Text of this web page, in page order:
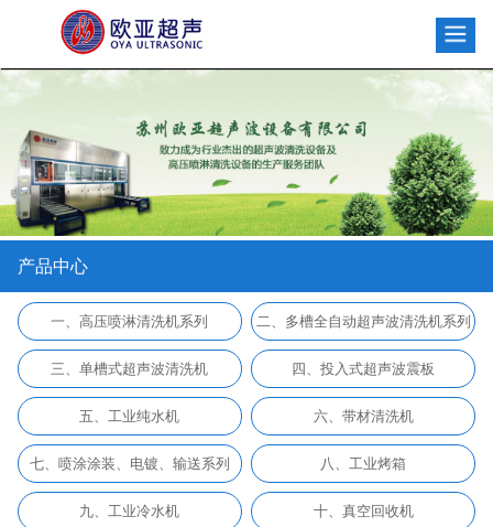
产品中心
一、高压喷淋清洗机系列 二、多槽全自动超声波清洗机系列
三、单槽式超声波清洗机 四、投入式超声波震板
五、工业纯水机 六、带材清洗机
七、喷涂涂装、电镀、输送系列 八、工业烤箱
九、工业冷水机 十、真空回收机